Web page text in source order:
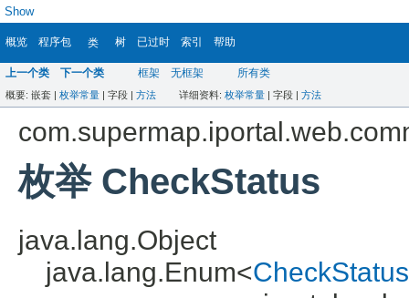
Show
概览 程序包 类 树 已过时 索引 帮助
上一个类 下一个类 框架 无框架 所有类
概要: 嵌套 | 枚举常量 | 字段 | 方法 详细资料: 枚举常量 | 字段 | 方法
枚举 CheckStatus
java.lang.Object
java.lang.Enum<CheckStatus